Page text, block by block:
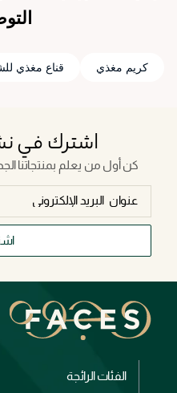
كريم مغذي قناع مغذي
اشترك في
كن أول من يعلم بمنتجاتنا
الفئات الرائجة